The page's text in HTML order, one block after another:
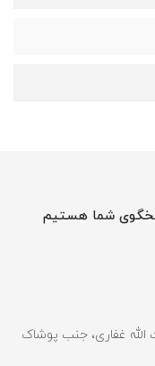
الله غفاری، جنب پوشاک